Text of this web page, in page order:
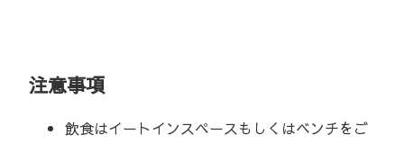
注意事項
飲食はイートインスペースもしくはベンチをご